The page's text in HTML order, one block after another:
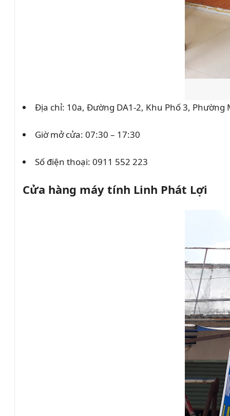
Địa chỉ: 10a, Đường DA1-2, Khu Phố 3, Phường
Giờ mở cửa: 07:30 – 17:30
Số điện thoại: 0911 552 223
Cửa hàng máy tính Linh Phát Lợi